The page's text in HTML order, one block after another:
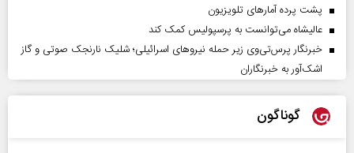
پشت پرده آمارهای تلویزیون
عالیشاه می‌توانست به پرسپولیس کمک کند
خبرنگار پرس‌تی‌وی زیر حمله نیروهای اسرائیلی؛ شلیک نارنجک صوتی و گاز
اشک‌آور به خبرنگاران
گوناگون